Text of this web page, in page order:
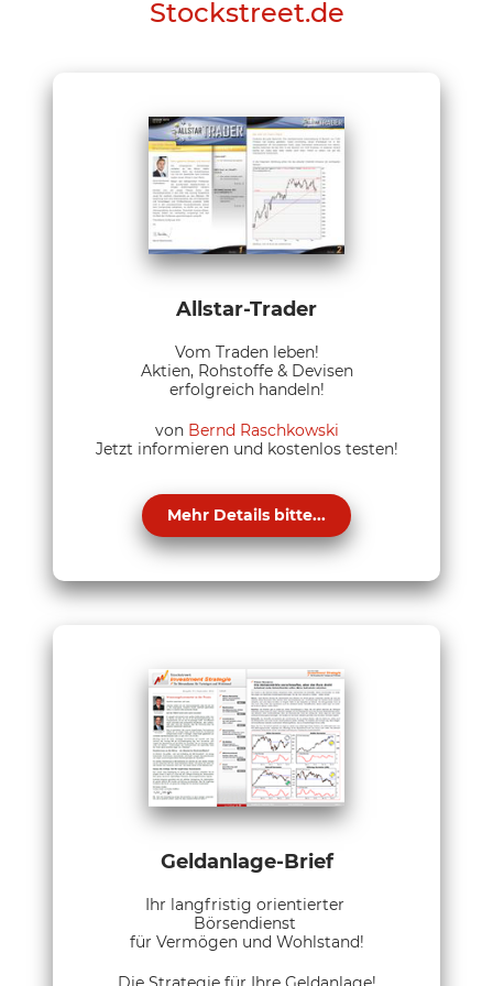
Stockstreet.de
Allstar-Trader
Vom Traden leben!
Aktien, Rohstoffe & Devisen
erfolgreich handeln!
von Bernd Raschkowski
Jetzt informieren und kostenlos testen!
Mehr Details bitte...
Geldanlage-Brief
Ihr langfristig orientierter
Börsendienst
für Vermögen und Wohlstand!